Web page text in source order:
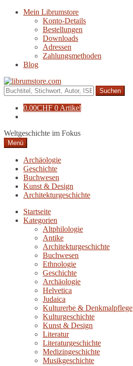
Navigation
Zum
Mein Librumstore
Konto-Details
Bestellungen
Downloads
Adressen
Zahlungsmethoden
Blog
Suche
nach:
0.00CHF 0 Artikel
Weltgeschichte im Fokus
Menü
Archäologie
Geschichte
Buchwesen
Kunst & Design
Architekturgeschichte
Startseite
Kategorien
Altphilologie
Antike
Architekturgeschichte
Buchwesen
Ethnologie
Geschichte
Archäologie
Helvetica
Judaica
Kulturerbe & Denkmalpflege
Kulturgeschichte
Kunst & Design
Literatur
Literaturgeschichte
Medizingeschichte
Musikgeschichte